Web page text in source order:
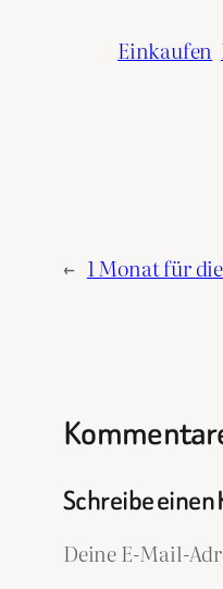
Einkaufen
← 1 Monat für
Schreibe
Deine E-Mail-